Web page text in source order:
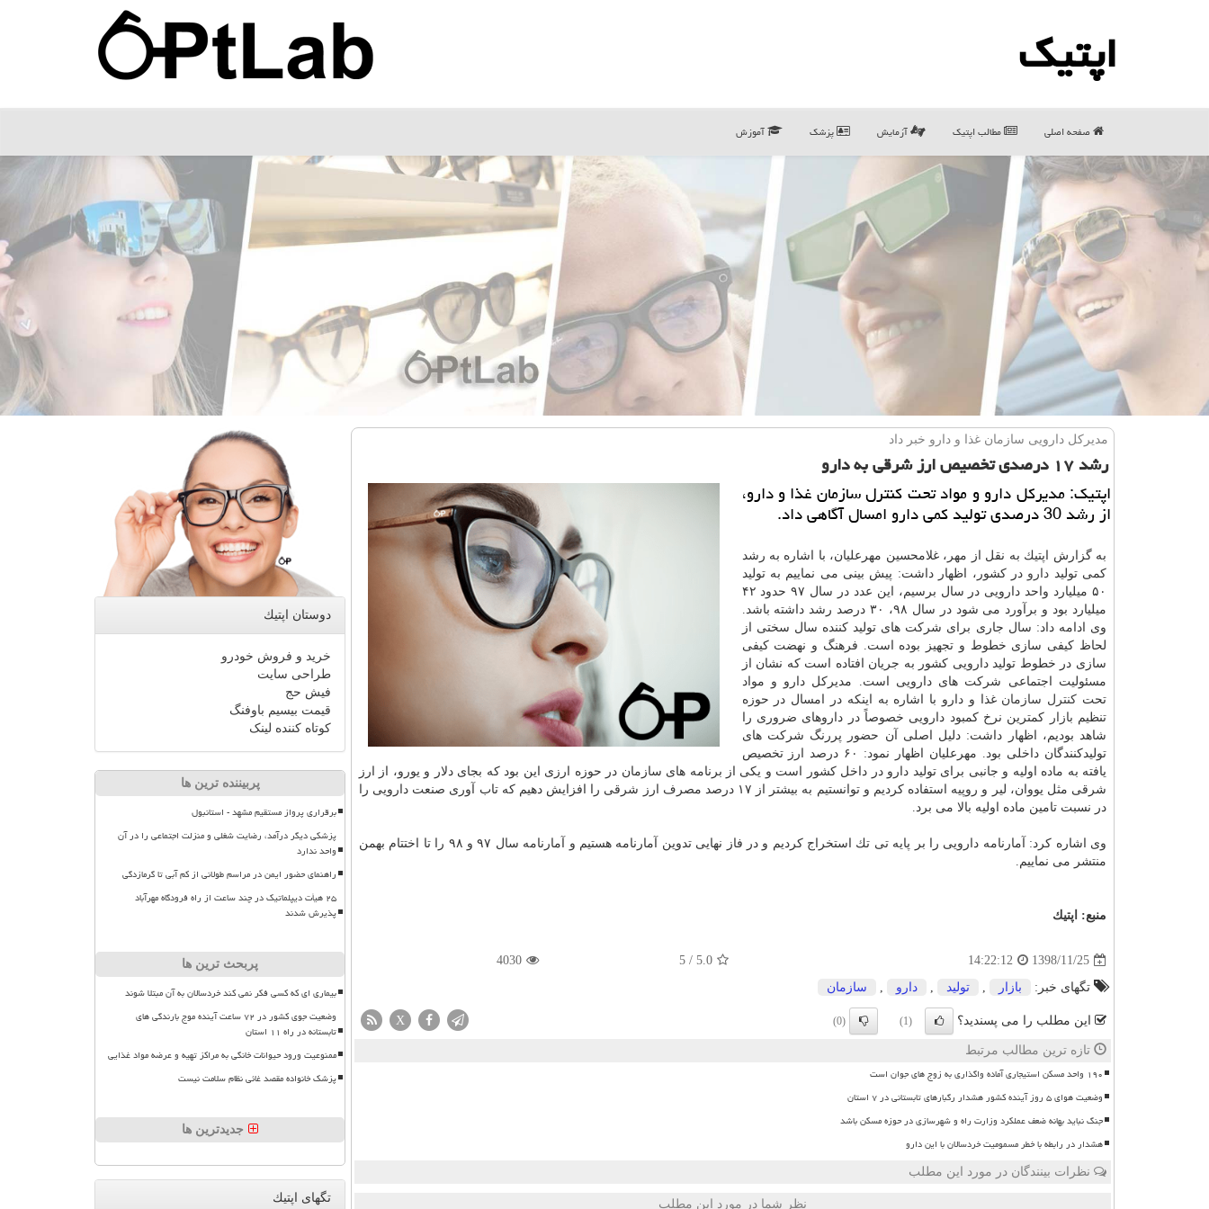
اپتیك
صفحه اصلی مطالب اپتیك آزمایش پزشک آموزش
مدیركل دارویی سازمان غذا و دارو خبر داد
رشد ۱۷ درصدی تخصیص ارز شرقی به دارو
اپتیك: مدیركل دارو و مواد تحت كنترل سازمان غذا و دارو،
از رشد 30 درصدی تولید كمی دارو امسال آگاهی داد.
به گزارش اپتیك به نقل از مهر، غلامحسین مهرعلیان، با اشاره به رشد
كمی تولید دارو در كشور، اظهار داشت: پیش بینی می نماییم به تولید
۵۰ میلیارد واحد دارویی در سال برسیم، این عدد در سال ۹۷ حدود ۴۲
میلیارد بود و برآورد می شود در سال ۹۸، ۳۰ درصد رشد داشته باشد.
وی ادامه داد: سال جاری برای شركت های تولید كننده سال سختی از
لحاظ كیفی سازی خطوط و تجهیز بوده است. فرهنگ و نهضت كیفی
سازی در خطوط تولید دارویی كشور به جریان افتاده است كه نشان از
مسئولیت اجتماعی شركت های دارویی است. مدیركل دارو و مواد
تحت كنترل سازمان غذا و دارو با اشاره به اینكه در امسال در حوزه
تنظیم بازار
كمترین نرخ كمبود دارویی خصوصاً در داروهای ضروری را
شاهد بودیم، اظهار داشت: دلیل اصلی آن حضور پررنگ شركت های
تولیدكنندگان داخلی بود. مهرعلیان اظهار نمود: ۶۰ درصد ارز تخصیص
یافته به ماده اولیه و جانبی برای تولید دارو در داخل كشور است و یكی از برنامه های سازمان در حوزه ارزی این بود كه بجای دلار و یورو، از ارز
شرقی مثل یووان، لیر و روپیه استفاده كردیم و توانستیم به بیشتر از ۱۷ درصد مصرف ارز شرقی را افزایش دهیم كه تاب آوری صنعت دارویی را
در نسبت تامین ماده اولیه بالا می برد.
وی اشاره كرد: آمارنامه دارویی را بر پایه تی تك استخراج كردیم و در فاز نهایی تدوین آمارنامه هستیم و آمارنامه سال ۹۷ و ۹۸ را تا اختتام بهمن
منتشر می نماییم.
منبع: اپتیك
1398/11/25
14:22:12
5.0
/
5
4030
تگهای خبر: بازار , تولید , دارو , سازمان
این مطلب را می پسندید؟ (1)
(0)
X
تازه ترین مطالب مرتبط
۱۹۰ واحد مسکن استیجاری آماده واگذاری به زوج های جوان است
وضعیت هوای ۵ روز آینده کشور هشدار رگبارهای تابستانی در ۷ استان
جنگ نباید بهانه ضعف عملکرد وزارت راه و شهرسازی در حوزه مسکن باشد
هشدار در رابطه با خطر مسمومیت خردسالان با این دارو
نظرات بینندگان در مورد این مطلب
نظر شما در مورد این مطلب
دوستان اپتیك
خرید و فروش خودرو
طراحی سایت
فیش حج
قیمت بیسیم باوفنگ
کوتاه کننده لینک
پربیننده ترین ها
برقراری پرواز مستقیم مشهد - استانبول
پزشکی دیگر درآمد، رضایت شغلی و منزلت اجتماعی را در آن
واحد ندارد
راهنمای حضور ایمن در مراسم طولانی از کم آبی تا گرمازدگی
۲۵ هیأت دیپلماتیک در چند ساعت از راه فرودگاه مهرآباد
پذیرش شدند
پربحث ترین ها
بیماری ای که کسی فکر نمی کند خردسالان به آن مبتلا شوند
وضعیت جوی کشور در ۷۲ ساعت آینده موج بارندگی های
تابستانه در راه ۱۱ استان
ممنوعیت ورود حیوانات خانگی به مراکز تهیه و عرضه مواد غذایی
پزشک خانواده مقصد غائی نظام سلامت نیست
جدیدترین ها
تگهای اپتیك